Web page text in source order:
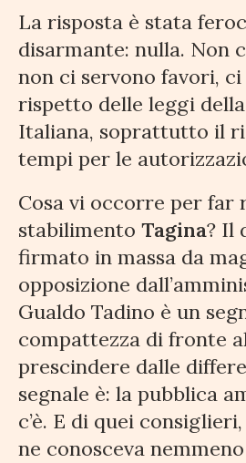
La risposta è stata
disarmante: nulla. Non
non ci servono favori,
rispetto delle leggi
Italiana, soprattutto il
tempi per le
Cosa vi occorre per
stabilimento Tagina? Il
firmato in massa da
opposizione
Gualdo Tadino è un
compattezza di fronte
prescindere dalle
segnale è: la pubblica
c’è. E di quei
ne conosceva